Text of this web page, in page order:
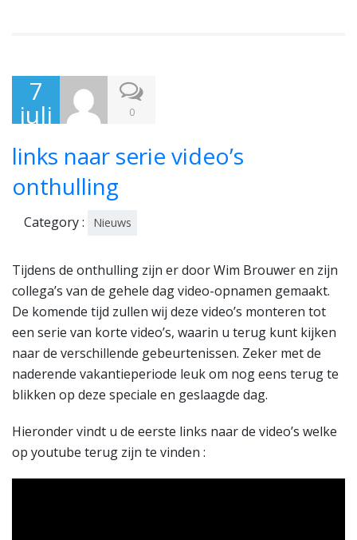
7
juli
7
0
links naar serie video’s
onthulling
Category : Nieuws
Tijdens de onthulling zijn er door Wim Brouwer en zijn
collega’s van de gehele dag video-opnamen gemaakt.
De komende tijd zullen wij deze video’s monteren tot
een serie van korte video’s, waarin u terug kunt kijken
naar de verschillende gebeurtenissen. Zeker met de
naderende vakantieperiode leuk om nog eens terug te
blikken op deze speciale en geslaagde dag.
Hieronder vindt u de eerste links naar de video’s welke
op youtube terug zijn te vinden :